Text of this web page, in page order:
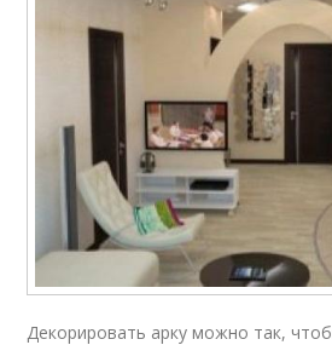
Декорировать арку можно так,